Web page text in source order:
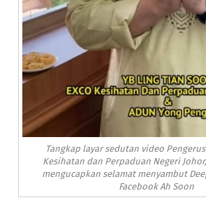
Tangkap layar sedutan video
Kesihatan dan Perpaduan Negeri
mengucapkan selamat menyambut
Facebook Ah Soon